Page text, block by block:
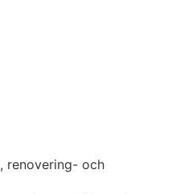
renovering- och